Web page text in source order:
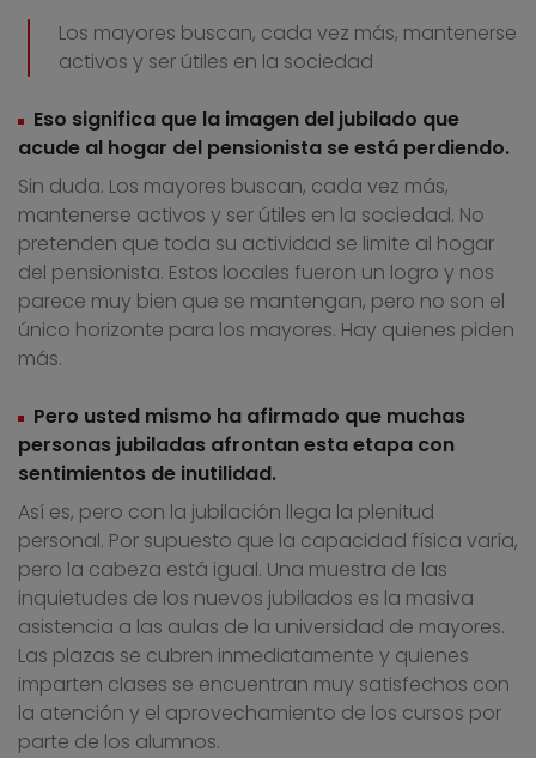
Los mayores buscan, cada vez más, mantenerse
activos y ser útiles en la sociedad
Eso significa que la imagen del jubilado que
acude al hogar del pensionista se está perdiendo.
Sin duda. Los mayores buscan, cada vez más,
mantenerse activos y ser útiles en la sociedad. No
pretenden que toda su actividad se limite al hogar
del pensionista. Estos locales fueron un logro y nos
parece muy bien que se mantengan, pero no son el
único horizonte para los mayores. Hay quienes piden
más.
Pero usted mismo ha afirmado que muchas
personas jubiladas afrontan esta etapa con
sentimientos de inutilidad.
Así es, pero con la jubilación llega la plenitud
personal. Por supuesto que la capacidad física varía,
pero la cabeza está igual. Una muestra de las
inquietudes de los nuevos jubilados es la masiva
asistencia a las aulas de la universidad de mayores.
Las plazas se cubren inmediatamente y quienes
imparten clases se encuentran muy satisfechos con
la atención y el aprovechamiento de los cursos por
parte de los alumnos.